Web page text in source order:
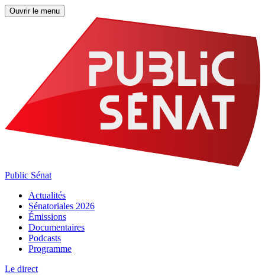
Ouvrir le menu
Public Sénat
Actualités
Sénatoriales 2026
Émissions
Documentaires
Podcasts
Programme
Le direct